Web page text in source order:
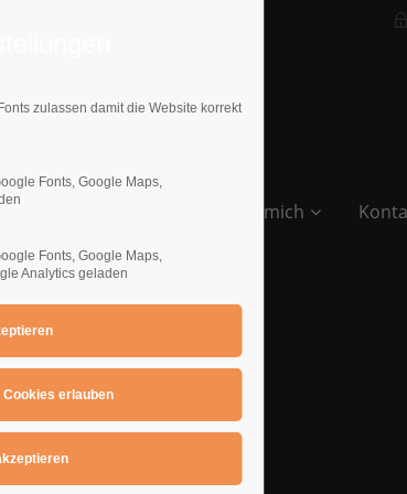
Über mich
Emoll
zulassen damit die Website korrekt
Fonts, Google Maps,
Fonts, Google Maps,
Analytics geladen